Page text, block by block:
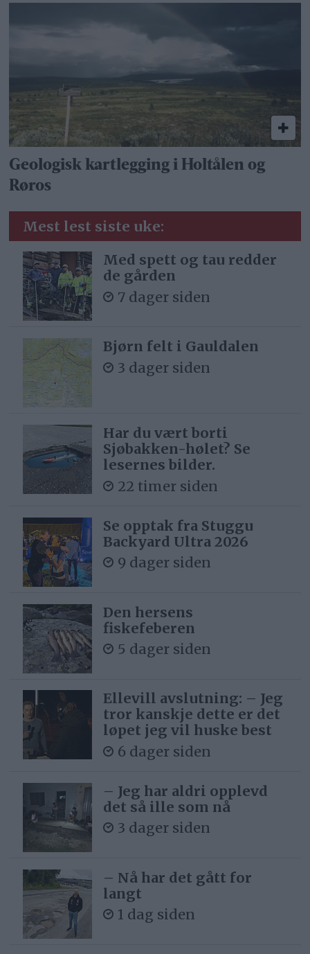
Geologisk kartlegging i Holtålen og
Røros
Mest lest siste uke:
Med spett og tau redder
de gården
7 dager siden
Bjørn felt i Gauldalen
3 dager siden
Har du vært borti
Sjøbakken-hølet? Se
lesernes bilder.
22 timer siden
Se opptak fra Stuggu
Backyard Ultra 2026
9 dager siden
Den hersens
fiskefeberen
5 dager siden
Ellevill avslutning: – Jeg
tror kanskje dette er det
løpet jeg vil huske best
6 dager siden
– Jeg har aldri opplevd
det så ille som nå
3 dager siden
– Nå har det gått for
langt
1 dag siden